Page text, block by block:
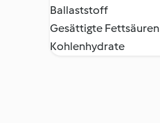
Ballaststoff
Gesättigte Fettsäuren
Kohlenhydrate